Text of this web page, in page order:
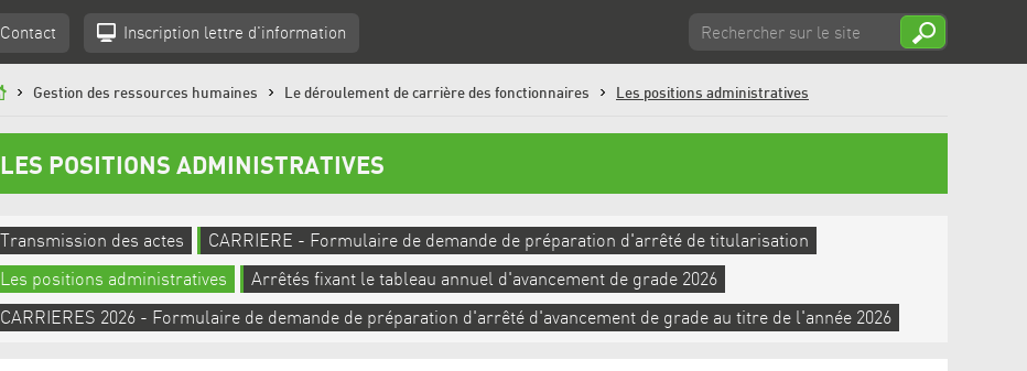
Contact Inscription lettre d'information
Gestion des ressources humaines Le déroulement de carrière des fonctionnaires Les positions administratives
LES POSITIONS ADMINISTRATIVES
Transmission des actes CARRIERE - Formulaire de demande de préparation d'arrêté de titularisation
Les positions administratives Arrêtés fixant le tableau annuel d'avancement de grade 2026
CARRIERES 2026 - Formulaire de demande de préparation d'arrêté d'avancement de grade au titre de l'année 2026